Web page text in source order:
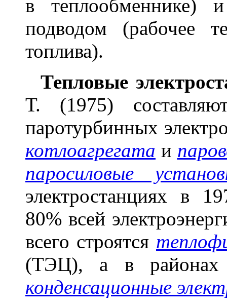
в теплообменнике)
подводом (рабочее
топлива).
Тепловые
Т. (1975)
паротурбинных
котлоагрегата и
паросиловые
электростанциях в
80% всей
всего строятся
(ТЭЦ), а в
конденсационные